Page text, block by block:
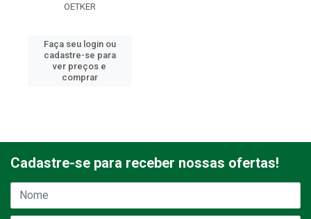
OETKER
Faça seu login ou
cadastre-se para
ver preços e
comprar
Cadastre-se para receber nossas ofertas!